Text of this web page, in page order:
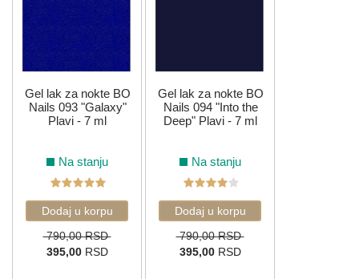
Gel lak za nokte BO
Nails 093 "Galaxy"
Plavi - 7 ml
Na stanju
790,00 RSD
395,00RSD
Gel lak za nokte BO
Nails 094 "Into the
Deep" Plavi - 7 ml
Na stanju
790,00 RSD
395,00RSD